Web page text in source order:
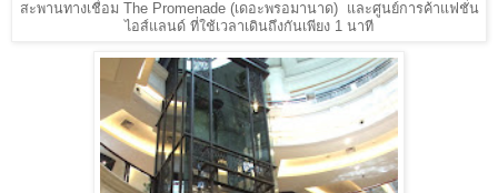
สะพานทางเชื่อม The Promenade (เดอะพรอมานาด) และศูนย์การค้าแฟชั่น
ไอส์แลนด์ ที่ใช้เวลาเดินถึงกันเพียง 1 นาที